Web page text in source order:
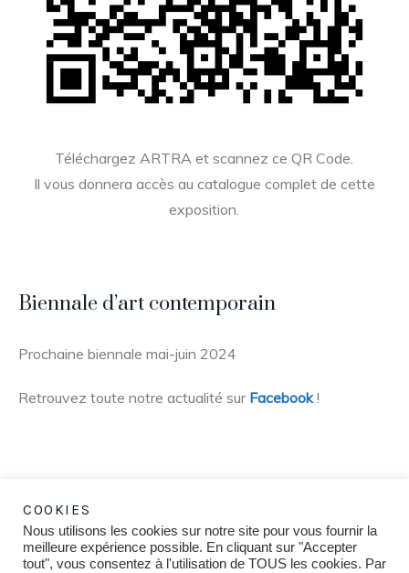
Téléchargez ARTRA et scannez ce QR Code.
Il vous donnera accès au catalogue complet de cette
exposition.
Biennale d’art contemporain
Prochaine biennale mai-juin 2024
Retrouvez toute notre actualité sur Facebook!
COOKIES
Nous utilisons les cookies sur notre site pour vous fournir la
meilleure expérience possible. En cliquant sur "Accepter
tout", vous consentez à l'utilisation de TOUS les cookies. Par